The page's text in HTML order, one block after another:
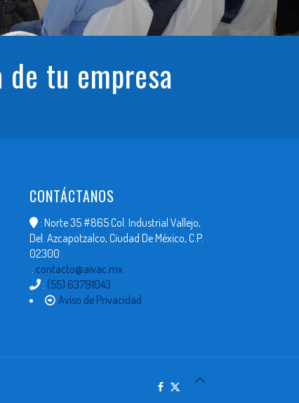
tu empresa
CONTÁCTANOS
: Norte 35 #865 Col. Industrial Vallejo,
Del. Azcapotzalco, Ciudad De México, C.P.
02300
: contacto@aivac.mx
: (55) 63791043
Aviso de Privacidad